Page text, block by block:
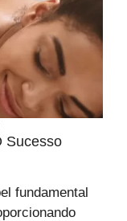
Sucesso
fundamental